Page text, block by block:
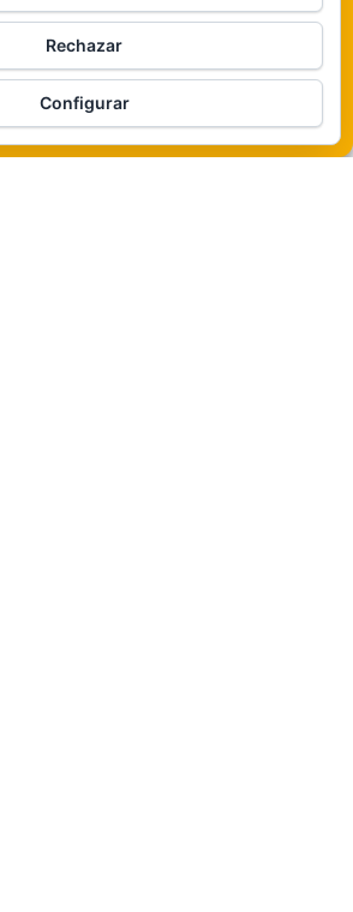
De ninguna manera
Veámos que hay aquí
Política de cookies
WordPress |Tema:
Rechazar
Configurar